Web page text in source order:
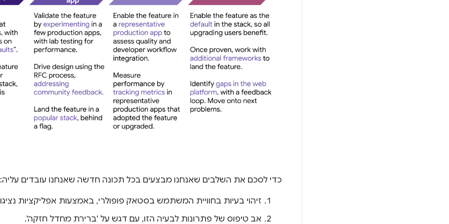
כדי לסכם את השלבים שאנחנו מבצעים בכל תכונה חדשה שאנחנו עובדים עליה:
זיהוי בעיות בחוויית המשתמש בסטאק פופולרי, באמצעות אפליקציות
אב טיפוס של פתרונות לבעיה הזו, עם דגש על 'ברירת מחדל חזקה'.